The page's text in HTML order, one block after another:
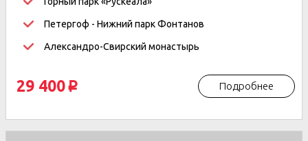
Петергоф - Нижний парк Фонтанов
Александро-Свирский монастырь
29 400 p Подробнее